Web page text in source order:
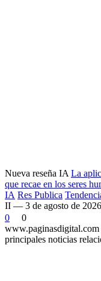
Nueva reseña IA La
que recae en los seres
IA Res Publica
II — 3 de agosto de 2026
0
0
www.paginasdigital.com
principales noticias